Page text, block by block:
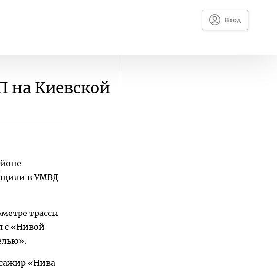
Вход
на Киевской
в УМВД
трассы
с «Нивой
«Нива